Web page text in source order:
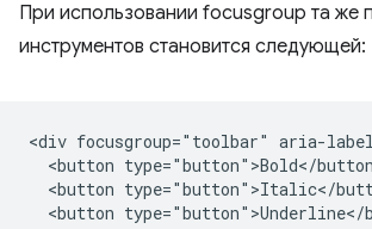
При использовании focusgroup та же
инструментов становится следующей:
<div focusgroup="toolbar" aria-
<button type="button">Bold</
<button type="button">Italic</
<button type="button">Underline</